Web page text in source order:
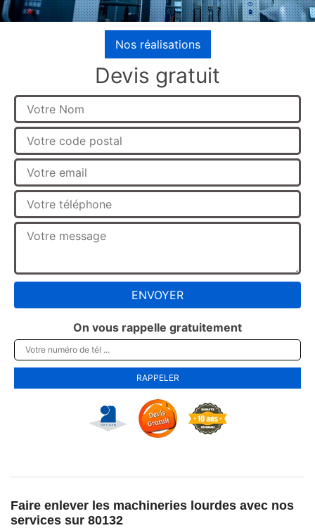
Nos réalisations
Devis gratuit
On vous rappelle gratuitement
Faire enlever les machineries lourdes avec nos
services sur 80132